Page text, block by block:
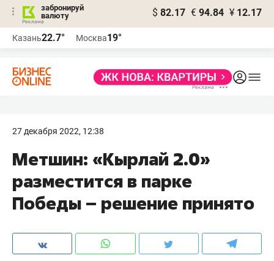
забронируй
валюту
$ 82.17 € 94.84 ¥ 12.17
Казань22.7° Москва19°
27 декабря 2022, 12:38
Метшин: «Кырлай 2.0»
разместится в парке
Победы – решение принято